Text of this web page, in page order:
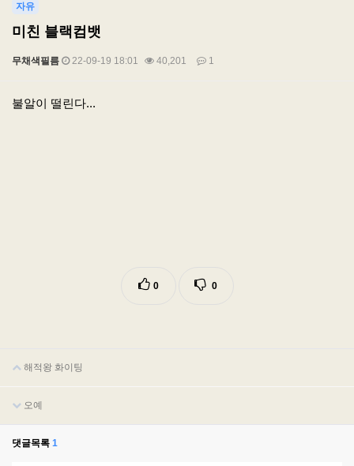
자유
미친 블랙컴뱃
무채색필름 22-09-19 18:01 40,201 1
본문
불알이 떨린다...
0 0
해적왕 화이팅
오예
댓글목록 1